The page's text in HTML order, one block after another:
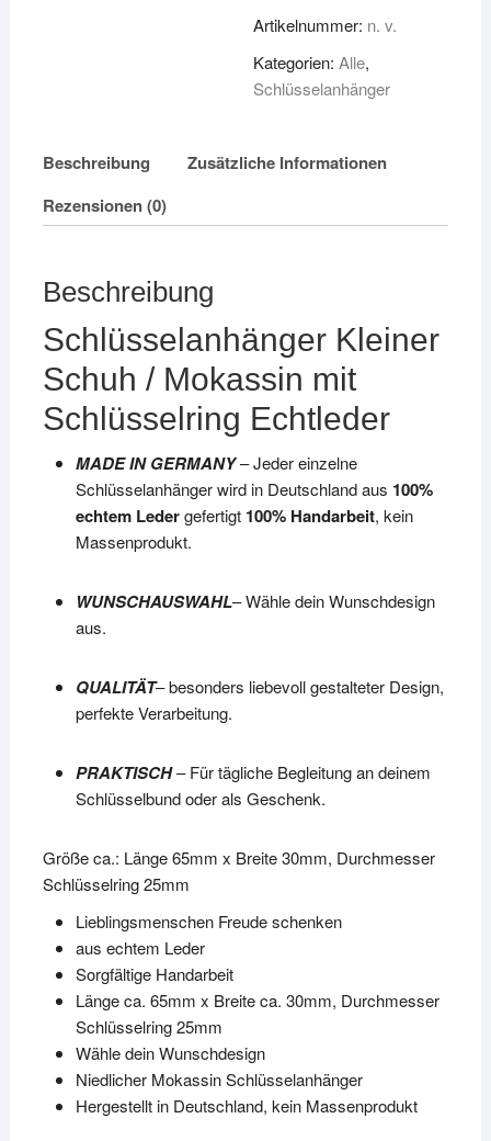
Artikelnummer: n. v.
Kategorien:Alle,
Schlüsselanhänger
Beschreibung
Zusätzliche Informationen
Rezensionen (0)
Beschreibung
Schlüsselanhänger Kleiner
Schuh / Mokassin mit
Schlüsselring Echtleder
MADE IN GERMANY– Jeder einzelne
Schlüsselanhänger wird in Deutschland aus 100%
echtem Ledergefertigt 100% Handarbeit, kein
Massenprodukt.
WUNSCHAUSWAHL– Wähle dein Wunschdesign
aus.
QUALITÄT– besonders liebevoll gestalteter Design,
perfekte Verarbeitung.
PRAKTISCH– Für tägliche Begleitung an deinem
Schlüsselbund oder als Geschenk.
Größe ca.: Länge 65mm x Breite 30mm, Durchmesser
Schlüsselring 25mm
Lieblingsmenschen Freude schenken
aus echtem Leder
Sorgfältige Handarbeit
Länge ca. 65mm x Breite ca. 30mm, Durchmesser
Schlüsselring 25mm
Wähle dein Wunschdesign
Niedlicher Mokassin Schlüsselanhänger
Hergestellt in Deutschland, kein Massenprodukt